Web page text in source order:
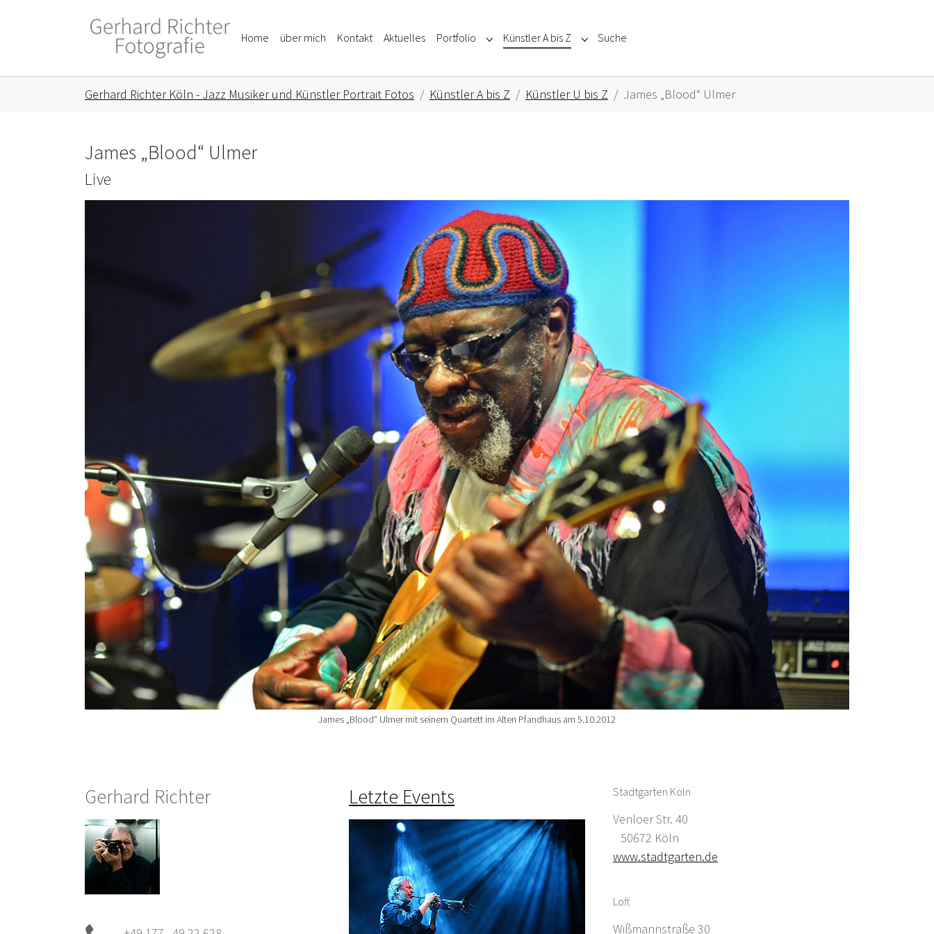
Home über mich Kontakt Aktuelles Portfolio Submenu for "Portfolio"
Künstler A bis Z Submenu for "Künstler A bis Z"
Suche
Gerhard Richter Köln - Jazz Musiker und Künstler Portrait Fotos Künstler A bis Z Künstler U bis Z James „Blood“ Ulmer
James „Blood“ Ulmer
Live
James „Blood“ Ulmer mit seinem Quartett im Alten Pfandhaus am 5.10.2012
Gerhard Richter Letzte Events Stadtgarten Köln
Venloer Str. 40
50672 Köln
www.stadtgarten.de
Loft
Wißmannstraße 30